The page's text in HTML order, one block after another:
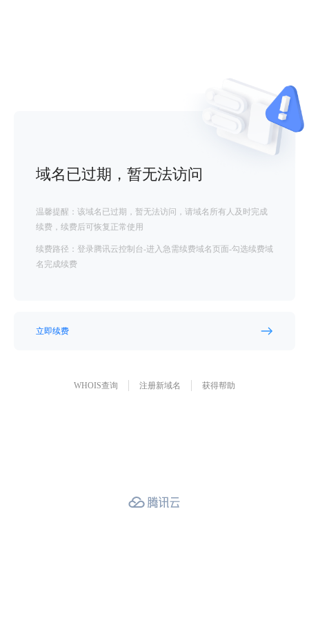
域名已过期，暂无法访问
温馨提醒：该域名已过期，暂无法访问，请域名所有人及时完成
续费，续费后可恢复正常使用
续费路径：登录腾讯云控制台-进入急需续费域名页面-勾选续费域
名完成续费
立即续费
WHOIS查询 注册新域名 获得帮助